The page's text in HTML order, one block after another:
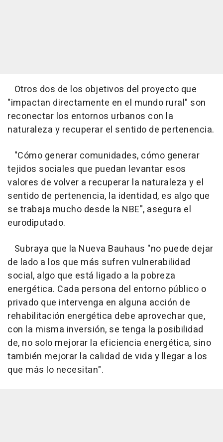
Otros dos de los objetivos del proyecto que
"impactan directamente en el mundo rural" son
reconectar los entornos urbanos con la
naturaleza y recuperar el sentido de pertenencia.
"Cómo generar comunidades, cómo generar
tejidos sociales que puedan levantar esos
valores de volver a recuperar la naturaleza y el
sentido de pertenencia, la identidad, es algo que
se trabaja mucho desde la NBE", asegura el
eurodiputado.
Subraya que la Nueva Bauhaus "no puede dejar
de lado a los que más sufren vulnerabilidad
social, algo que está ligado a la pobreza
energética. Cada persona del entorno público o
privado que intervenga en alguna acción de
rehabilitación energética debe aprovechar que,
con la misma inversión, se tenga la posibilidad
de, no solo mejorar la eficiencia energética, sino
también mejorar la calidad de vida y llegar a los
que más lo necesitan".